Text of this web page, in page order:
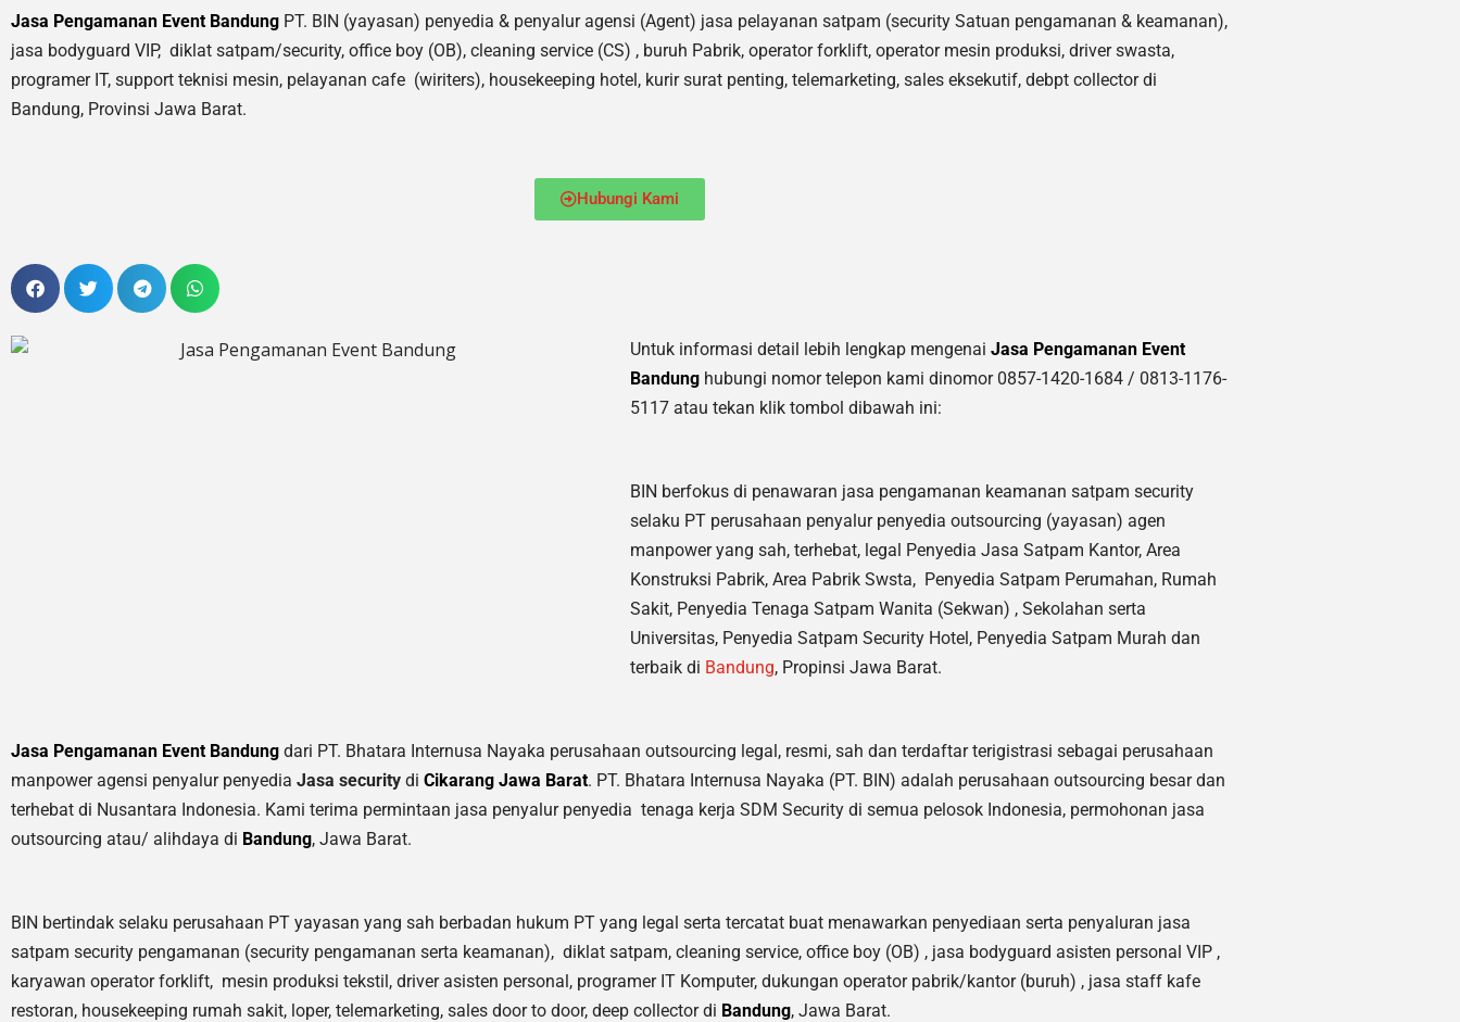
Jasa Pengamanan Event Bandung PT. BIN (yayasan) penyedia & penyalur agensi (Agent) jasa pelayanan satpam (security Satuan pengamanan & keamanan),
jasa bodyguard VIP, diklat satpam/security, office boy (OB), cleaning service (CS) , buruh Pabrik, operator forklift, operator mesin produksi, driver swasta,
programer IT, support teknisi mesin, pelayanan cafe (wiriters), housekeeping hotel, kurir surat penting, telemarketing, sales eksekutif, debpt collector di
Bandung, Provinsi Jawa Barat.
Hubungi Kami
Untuk informasi detail lebih lengkap mengenai Jasa Pengamanan Event
Bandung hubungi nomor telepon kami dinomor 0857-1420-1684 / 0813-1176-
5117 atau tekan klik tombol dibawah ini:
BIN berfokus di penawaran jasa pengamanan keamanan satpam security
selaku PT perusahaan penyalur penyedia outsourcing (yayasan) agen
manpower yang sah, terhebat, legal Penyedia Jasa Satpam Kantor, Area
Konstruksi Pabrik, Area Pabrik Swsta, Penyedia Satpam Perumahan, Rumah
Sakit, Penyedia Tenaga Satpam Wanita (Sekwan) , Sekolahan serta
Universitas, Penyedia Satpam Security Hotel, Penyedia Satpam Murah dan
terbaik di Bandung, Propinsi Jawa Barat.
Jasa Pengamanan Event Bandung dari PT. Bhatara Internusa Nayaka perusahaan outsourcing legal, resmi, sah dan terdaftar terigistrasi sebagai perusahaan
manpower agensi penyalur penyedia Jasa security di Cikarang Jawa Barat. PT. Bhatara Internusa Nayaka (PT. BIN) adalah perusahaan outsourcing besar dan
terhebat di Nusantara Indonesia. Kami terima permintaan jasa penyalur penyedia tenaga kerja SDM Security di semua pelosok Indonesia, permohonan jasa
outsourcing atau/ alihdaya di Bandung, Jawa Barat.
BIN bertindak selaku perusahaan PT yayasan yang sah berbadan hukum PT yang legal serta tercatat buat menawarkan penyediaan serta penyaluran jasa
satpam security pengamanan (security pengamanan serta keamanan), diklat satpam, cleaning service, office boy (OB) , jasa bodyguard asisten personal VIP ,
karyawan operator forklift, mesin produksi tekstil, driver asisten personal, programer IT Komputer, dukungan operator pabrik/kantor (buruh) , jasa staff kafe
restoran, housekeeping rumah sakit, loper, telemarketing, sales door to door, deep collector di Bandung, Jawa Barat.